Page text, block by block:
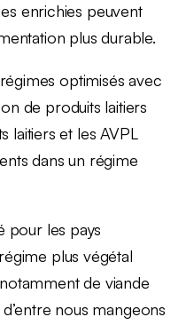
enrichies peuvent
plus durable.
optimisés avec
de produits laitiers
laitiers et les AVPL
dans un régime
pour les pays
plus végétal
de viande
nous mangeons